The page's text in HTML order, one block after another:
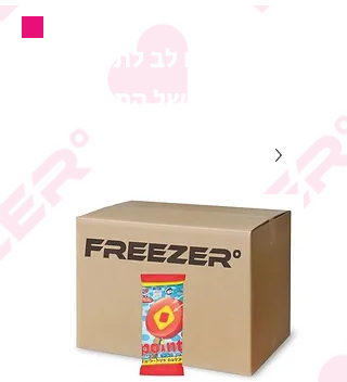
המבצע של המוצר